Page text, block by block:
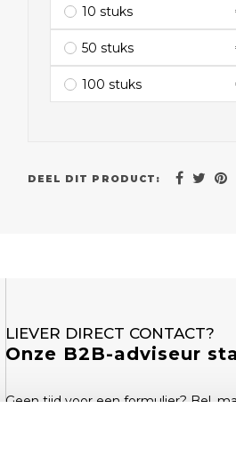
10 stuks
50 stuks
100 stuks
DEEL DIT PRODUCT:
LIEVER DIRECT CONTACT?
Onze B2B-adviseur
Geen tijd voor een formulier? Bel,